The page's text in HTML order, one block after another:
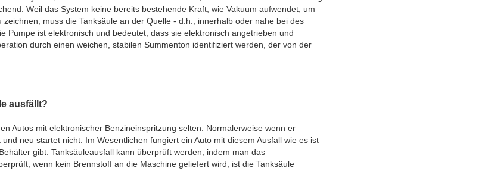
Weil das System keine bereits bestehende Kraft, wie Vakuum aufwendet, um
muss die Tanksäule an der Quelle - d.h., innerhalb oder nahe bei des
Pumpe ist elektronisch und bedeutet, dass sie elektronisch angetrieben und
durch einen weichen, stabilen Summenton identifiziert werden, der von der
ausfällt?
Autos mit elektronischer Benzineinspritzung selten. Normalerweise wenn er
neu startet nicht. Im Wesentlichen fungiert ein Auto mit diesem Ausfall wie es ist
gibt. Tanksäuleausfall kann überprüft werden, indem man das
wenn kein Brennstoff an die Maschine geliefert wird, ist die Tanksäule